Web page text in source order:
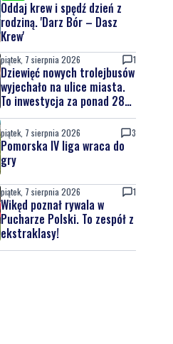
Oddaj krew i spędź dzień z
rodziną. 'Darz Bór – Dasz
Krew'
piątek, 7 sierpnia 2026 1
Dziewięć nowych trolejbusów
wyjechało na ulice miasta.
To inwestycja za ponad 28
mln zł
piątek, 7 sierpnia 2026 3
Pomorska IV liga wraca do
gry
piątek, 7 sierpnia 2026 1
Wikęd poznał rywala w
Pucharze Polski. To zespół z
ekstraklasy!